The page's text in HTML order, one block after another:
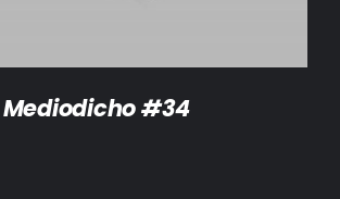
Mediodicho #34